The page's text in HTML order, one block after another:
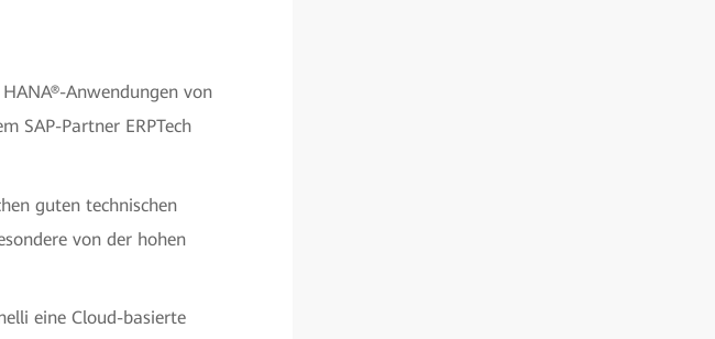
Anwendungen von
SAP-Partner ERPTech
guten technischen
von der hohen
eine Cloud-basierte